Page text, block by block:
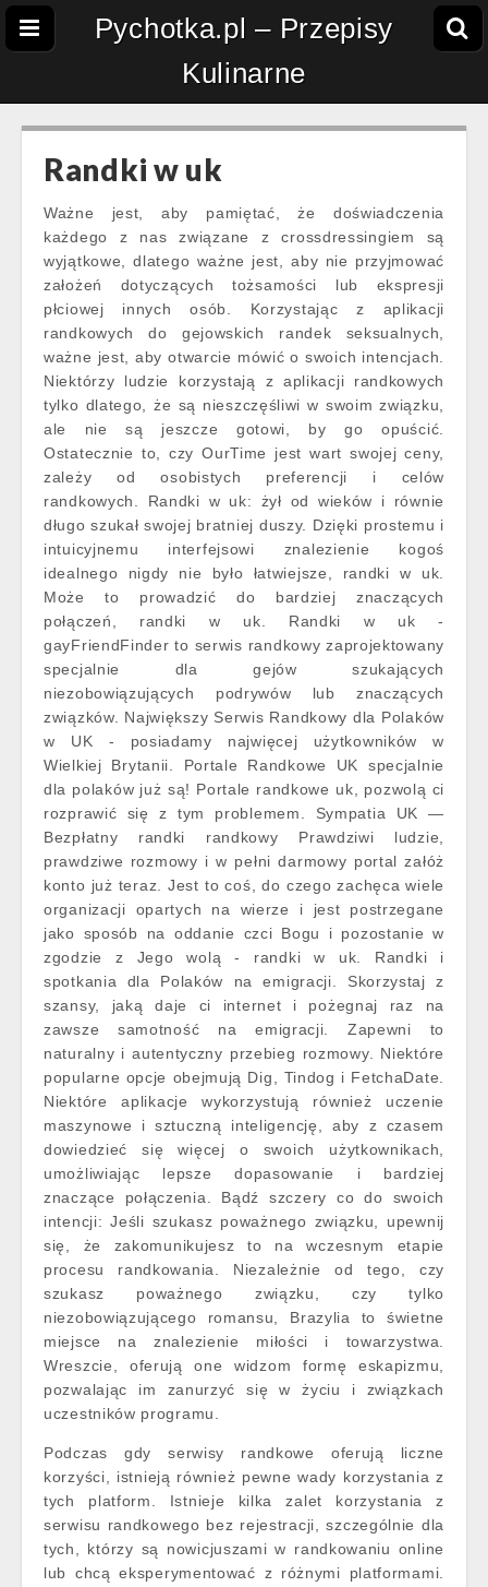
Pychotka.pl – Przepisy
Kulinarne
Randki w uk
Ważne jest, aby pamiętać, że doświadczenia
każdego z nas związane z crossdressingiem są
wyjątkowe, dlatego ważne jest, aby nie przyjmować
założeń dotyczących tożsamości lub ekspresji
płciowej innych osób. Korzystając z aplikacji
randkowych do gejowskich randek seksualnych,
ważne jest, aby otwarcie mówić o swoich intencjach.
Niektórzy ludzie korzystają z aplikacji randkowych
tylko dlatego, że są nieszczęśliwi w swoim związku,
ale nie są jeszcze gotowi, by go opuścić.
Ostatecznie to, czy OurTime jest wart swojej ceny,
zależy od osobistych preferencji i celów
randkowych. Randki w uk: żył od wieków i równie
długo szukał swojej bratniej duszy. Dzięki prostemu i
intuicyjnemu interfejsowi znalezienie kogoś
idealnego nigdy nie było łatwiejsze, randki w uk.
Może to prowadzić do bardziej znaczących
połączeń, randki w uk. Randki w uk -
gayFriendFinder to serwis randkowy zaprojektowany
specjalnie dla gejów szukających
niezobowiązujących podrywów lub znaczących
związków. Największy Serwis Randkowy dla Polaków
w UK - posiadamy najwięcej użytkowników w
Wielkiej Brytanii. Portale Randkowe UK specjalnie
dla polaków już są! Portale randkowe uk, pozwolą ci
rozprawić się z tym problemem. Sympatia UK —
Bezpłatny randki randkowy Prawdziwi ludzie,
prawdziwe rozmowy i w pełni darmowy portal załóż
konto już teraz. Jest to coś, do czego zachęca wiele
organizacji opartych na wierze i jest postrzegane
jako sposób na oddanie czci Bogu i pozostanie w
zgodzie z Jego wolą - randki w uk. Randki i
spotkania dla Polaków na emigracji. Skorzystaj z
szansy, jaką daje ci internet i pożegnaj raz na
zawsze samotność na emigracji. Zapewni to
naturalny i autentyczny przebieg rozmowy. Niektóre
popularne opcje obejmują Dig, Tindog i FetchaDate.
Niektóre aplikacje wykorzystują również uczenie
maszynowe i sztuczną inteligencję, aby z czasem
dowiedzieć się więcej o swoich użytkownikach,
umożliwiając lepsze dopasowanie i bardziej
znaczące połączenia. Bądź szczery co do swoich
intencji: Jeśli szukasz poważnego związku, upewnij
się, że zakomunikujesz to na wczesnym etapie
procesu randkowania. Niezależnie od tego, czy
szukasz poważnego związku, czy tylko
niezobowiązującego romansu, Brazylia to świetne
miejsce na znalezienie miłości i towarzystwa.
Wreszcie, oferują one widzom formę eskapizmu,
pozwalając im zanurzyć się w życiu i związkach
uczestników programu.
Podczas gdy serwisy randkowe oferują liczne
korzyści, istnieją również pewne wady korzystania z
tych platform. Istnieje kilka zalet korzystania z
serwisu randkowego bez rejestracji, szczególnie dla
tych, którzy są nowicjuszami w randkowaniu online
lub chcą eksperymentować z różnymi platformami.